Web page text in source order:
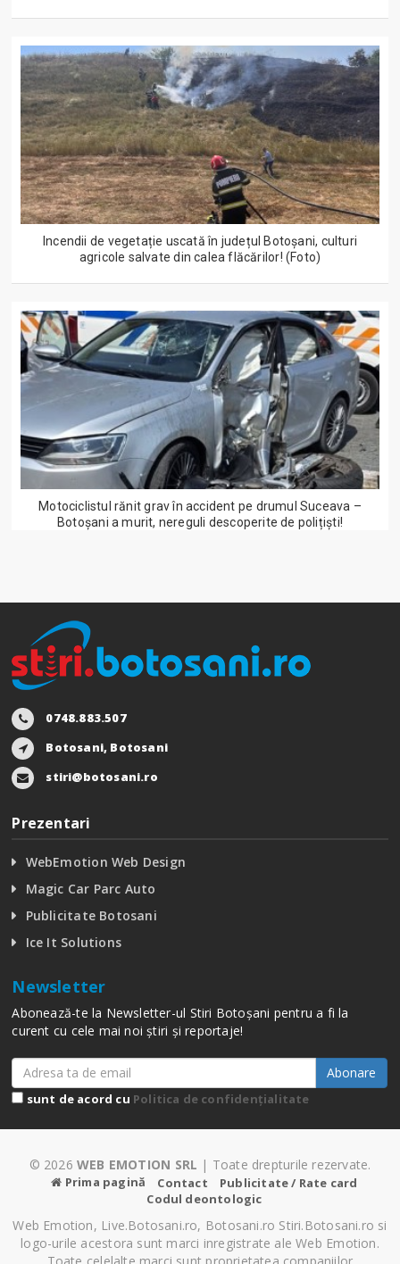
Incendii de vegetație uscată în județul Botoșani, culturi
agricole salvate din calea flăcărilor! (Foto)
Motociclistul rănit grav în accident pe drumul Suceava –
Botoșani a murit, nereguli descoperite de polițiști!
0748.883.507
Botosani, Botosani
stiri@botosani.ro
Prezentari
WebEmotion Web Design
Magic Car Parc Auto
Publicitate Botosani
Ice It Solutions
Newsletter
Abonează-te la Newsletter-ul Stiri Botoșani pentru a fi la
curent cu cele mai noi știri și reportaje!
Abonare
sunt de acord cu Politica de confidențialitate
© 2026 WEB EMOTION SRL | Toate drepturile rezervate.
Prima pagină Contact
Publicitate / Rate card
Codul deontologic
Web Emotion, Live.Botosani.ro, Botosani.ro Stiri.Botosani.ro si
logo-urile acestora sunt marci inregistrate ale Web Emotion.
Toate celelalte marci sunt proprietatea companiilor